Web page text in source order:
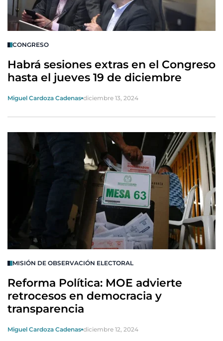
CONGRESO
Habrá sesiones extras en el Congreso
hasta el jueves 19 de diciembre
Miguel Cardoza Cadenas diciembre 13, 2024
MISIÓN DE OBSERVACIÓN ELECTORAL
Reforma Política: MOE advierte
retrocesos en democracia y
transparencia
Miguel Cardoza Cadenas diciembre 12, 2024